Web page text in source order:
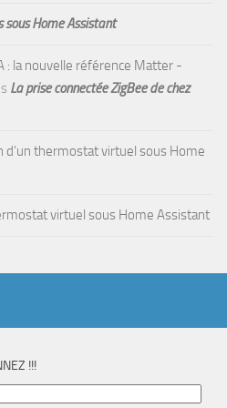
sous Home Assistant
: la nouvelle référence Matter -
La prise connectée ZigBee de chez
d’un thermostat virtuel sous Home
virtuel sous Home Assistant
!!!